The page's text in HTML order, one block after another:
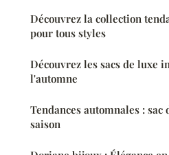
Découvrez la collection
pour tous styles
Découvrez les sacs de luxe
l'automne
Tendances automnales : sac
saison